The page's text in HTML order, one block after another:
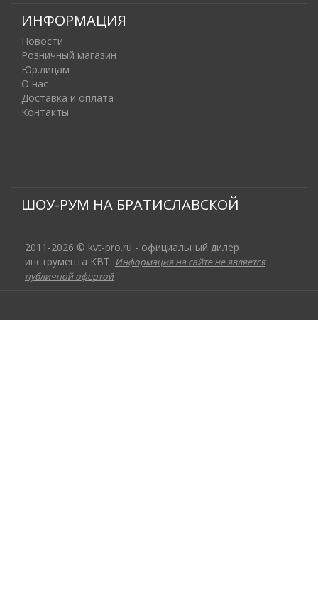
ИНФОРМАЦИЯ
Новости
Розничный магазин
Юр.лицам
О нас
Доставка и оплата
Контакты
ШОУ-РУМ НА БРАТИСЛАВСКОЙ
2011-2026 © kvt-pro.ru - официальный дилер
инструмента КВТ. Информация на сайте не является
публичной офертой